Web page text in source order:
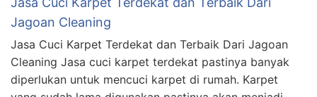
Jagoan Cleaning
Jasa Cuci Karpet Terdekat dan Terbaik Dari Jagoan
Cleaning Jasa cuci karpet terdekat pastinya banyak
diperlukan untuk mencuci karpet di rumah. Karpet